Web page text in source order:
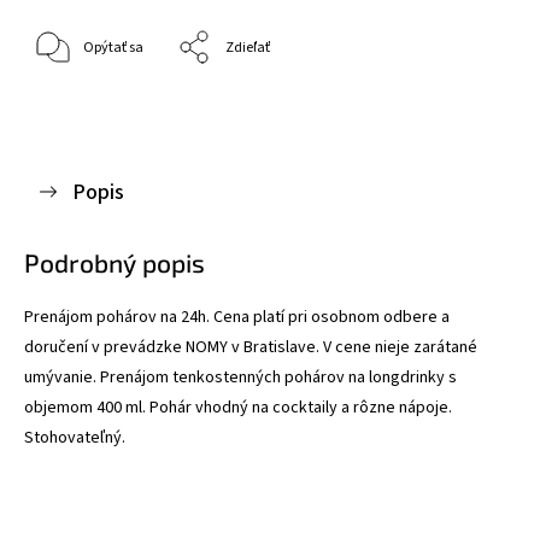
Opýtať sa Zdieľať
Popis
Podrobný popis
Prenájom pohárov na 24h. Cena platí pri osobnom odbere a
doručení v prevádzke NOMY v Bratislave. V cene nieje zarátané
umývanie. Prenájom tenkostenných pohárov na longdrinky s
objemom 400 ml. Pohár vhodný na cocktaily a rôzne nápoje.
Stohovateľný.